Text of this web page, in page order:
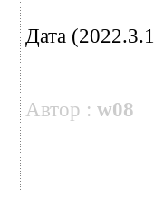
Дата
Автор : w08